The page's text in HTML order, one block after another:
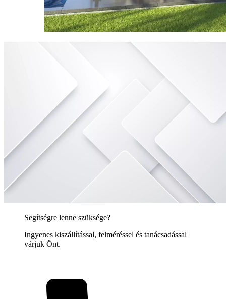
Segítségre lenne szüksége?
Ingyenes kiszállítással, felméréssel és tanácsadással
várjuk Önt.